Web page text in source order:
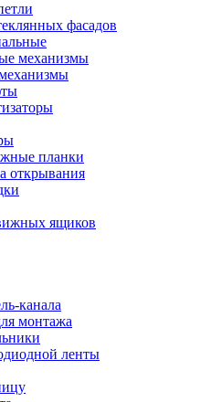
фасадов
механизмы
планки
открывания
ящиков
канала
монтажа
ленты